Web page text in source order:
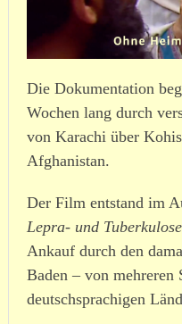
Die Dokumentation
Wochen lang durch
von Karachi über
Afghanistan.
Der Film entstand im
Lepra- und
Ankauf durch den
Baden – von mehreren
deutschsprachigen